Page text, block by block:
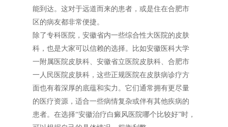
能到达。这对于远道而来的患者，或是住在合肥市
区的病友都非常便捷。
除了专科医院，安徽省内一些综合性大医院的皮肤
科，也是大家可以信赖的选择。比如安徽医科大学
一附属医院皮肤科、安徽省立医院皮肤科、合肥市
一人民医院皮肤科，这些正规医院在皮肤病诊疗方
面也有着深厚的底蕴和实力。它们通常拥有更尽量
的医疗资源，适合一些病情复杂或伴有其他疾病的
患者。在选择“安徽治疗白癜风医院哪个比较好”时，